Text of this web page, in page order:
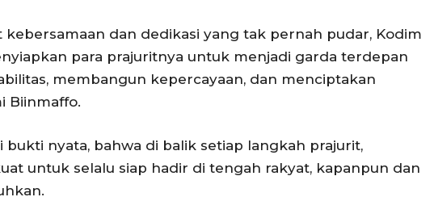
kebersamaan dan dedikasi yang tak pernah pudar, Kodim
para prajuritnya untuk menjadi garda terdepan
membangun kepercayaan, dan menciptakan
Biinmaffo.
bukti nyata, bahwa di balik setiap langkah prajurit,
untuk selalu siap hadir di tengah rakyat, kapanpun dan